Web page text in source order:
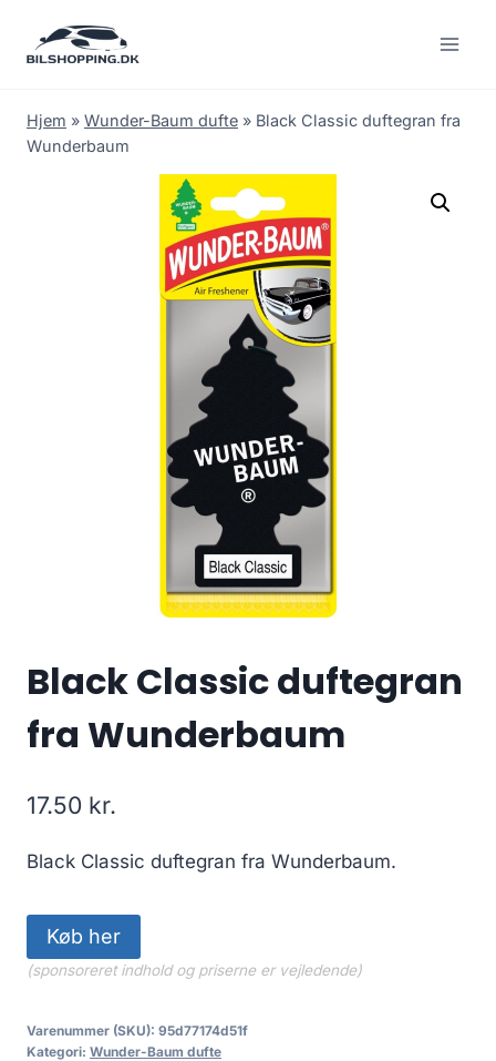
Hjem » Wunder-Baum dufte » Black Classic duftegran fra
Wunderbaum
Black Classic duftegran
fra Wunderbaum
17.50 kr.
Black Classic duftegran fra Wunderbaum.
Køb her
(sponsoreret indhold og priserne er vejledende)
Varenummer (SKU): 95d77174d51f
Kategori: Wunder-Baum dufte